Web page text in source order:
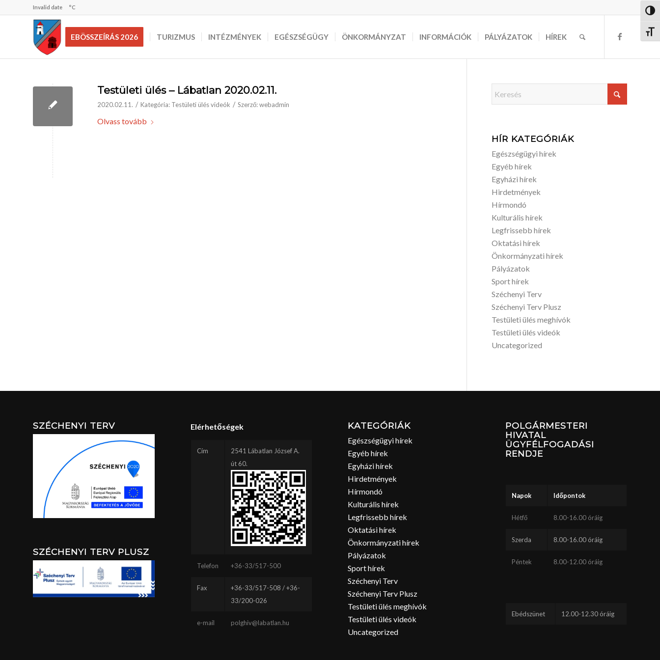
Invalid date °C
EBÖSSZEÍRÁS 2026 TURIZMUS INTÉZMÉNYEK EGÉSZSÉGÜGY ÖNKORMÁNYZAT INFORMÁCIÓK PÁLYÁZATOK HÍREK
Testületi ülés – Lábatlan 2020.02.11.
2020.02.11. / Kategória: Testületi ülés videók / Szerző:webadmin
Olvass tovább
HÍR KATEGÓRIÁK
Egészségügyi hírek
Egyéb hírek
Egyházi hírek
Hirdetmények
Hírmondó
Kulturális hírek
Legfrissebb hírek
Oktatási hírek
Önkormányzati hírek
Pályázatok
Sport hírek
Széchenyi Terv
Széchenyi Terv Plusz
Testületi ülés meghívók
Testületi ülés videók
Uncategorized
SZÉCHENYI TERV
SZÉCHENYI TERV PLUSZ
Elérhetőségek
Cím
2541 Lábatlan József A.
út 60.
Telefon +36-33/517-500
Fax
+36-33/517-508 / +36-
33/200-026
e-mail polghiv@labatlan.hu
KATEGÓRIÁK
Egészségügyi hírek
Egyéb hírek
Egyházi hírek
Hirdetmények
Hírmondó
Kulturális hírek
Legfrissebb hírek
Oktatási hírek
Önkormányzati hírek
Pályázatok
Sport hírek
Széchenyi Terv
Széchenyi Terv Plusz
Testületi ülés meghívók
Testületi ülés videók
Uncategorized
POLGÁRMESTERI
HIVATAL
ÜGYFÉLFOGADÁSI
RENDJE
Napok Időpontok
Hétfő 8.00-16.00 óráig
Szerda 8.00-16.00 óráig
Péntek 8.00-12.00 óráig
Ebédszünet 12.00-12.30 óráig